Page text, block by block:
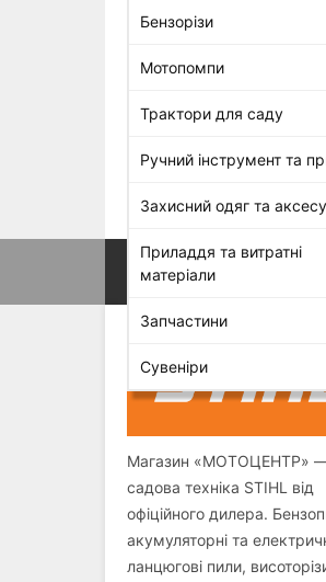
Бензорізи
Мотопомпи
Трактори для саду
Ручний інструмент та
Захисний одяг та
Приладдя та витратні
матеріали
Запчастини
Сувеніри
Магазин «МОТОЦЕНТР»
садова техніка STIHL від
офіційного дилера.
акумуляторні та
ланцюгові пили,